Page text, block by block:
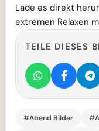
Lade es direkt
extremen Relaxen
TEILE DIESES
#Abend Bilder